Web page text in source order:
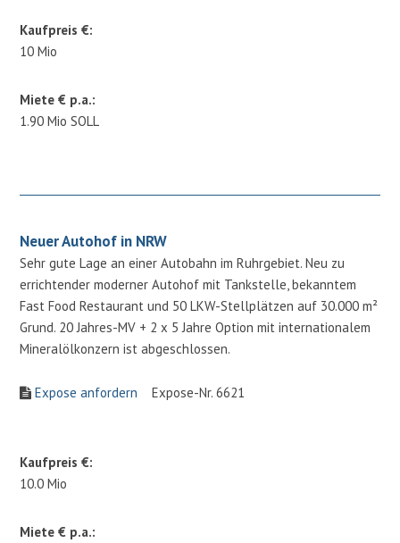
Kaufpreis €:
10 Mio
Miete € p.a.:
1.90 Mio SOLL
Neuer Autohof in NRW
Sehr gute Lage an einer Autobahn im Ruhrgebiet. Neu zu
errichtender moderner Autohof mit Tankstelle, bekanntem
Fast Food Restaurant und 50 LKW-Stellplätzen auf 30.000 m²
Grund. 20 Jahres-MV + 2 x 5 Jahre Option mit internationalem
Mineralölkonzern ist abgeschlossen.
Expose anfordern Expose-Nr. 6621
Kaufpreis €:
10.0 Mio
Miete € p.a.: